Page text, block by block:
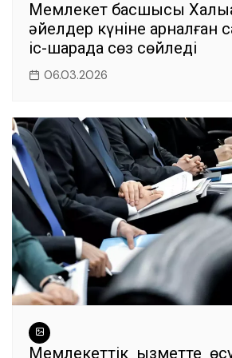
Мемлекет басшысы
әйелдер күніне арналған
іс-шарада сөз сөйледі
06.03.2026
Мемлекеттік қызметте